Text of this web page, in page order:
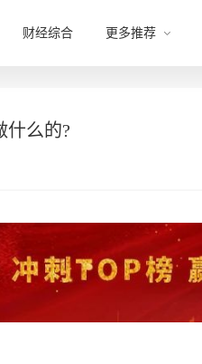
财经综合 更多推荐
什么的?